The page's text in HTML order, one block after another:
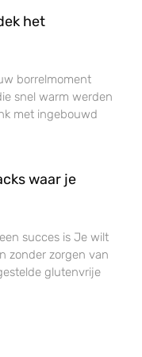
het
borrelmoment
snel warm werden
met ingebouwd
waar je
succes is Je wilt
zonder zorgen van
glutenvrije